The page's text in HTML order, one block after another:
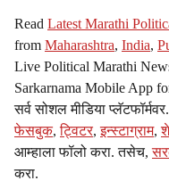
Read Latest Marathi
from Maharashtra, India,
Live Political Marathi
Sarkarnama Mobile App
सर्व सोशल मीडिया
फेसबुक,ट्विटर,इन्स्टाग्राम,
आम्हाला फॉलो करा. तसेच,
करा.